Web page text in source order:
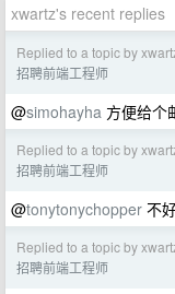
xwartz's recent replies
Replied to a topic by
招聘前端工程师
@simohayha 方便给个
Replied to a topic by
招聘前端工程师
@tonytonychopper 不
Replied to a topic by
招聘前端工程师